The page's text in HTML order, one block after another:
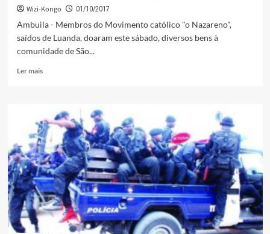
Wizi-Kongo 01/10/2017
Ambuila - Membros do Movimento católico "o Nazareno",
saídos de Luanda, doaram este sábado, diversos bens à
comunidade de São...
Ler maisLeia
nazareno”
doa
diversos
bens
à
comunidade
de
São
José